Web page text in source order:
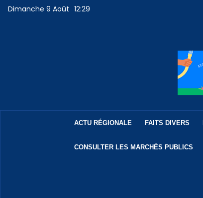
Dimanche 9 Août 12:29
ACTU RÉGIONALE FAITS DIVERS
CONSULTER LES MARCHÉS PUBLICS